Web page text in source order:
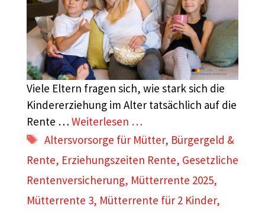
Viele Eltern fragen sich, wie stark sich die
Kindererziehung im Alter tatsächlich auf die
Rente … Weiterlesen …
Schlagwörter
Altersvorsorge für Mütter, Bürgergeld &
Rente, Erziehungszeiten Rente, Gesetzliche
Rentenversicherung, Mütterrente 2025,
Mütterrente 3, Mütterrente für 2 Kinder,